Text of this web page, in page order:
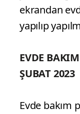
ekrandan
yapılıp
EVDE
ŞUBAT 2023
Evde bakım